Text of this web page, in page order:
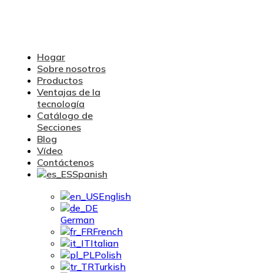
Hogar
Sobre nosotros
Productos
Ventajas de la
tecnología
Catálogo de
Secciones
Blog
Vídeo
Contáctenos
Spanish
English
German
French
Italian
Polish
Turkish